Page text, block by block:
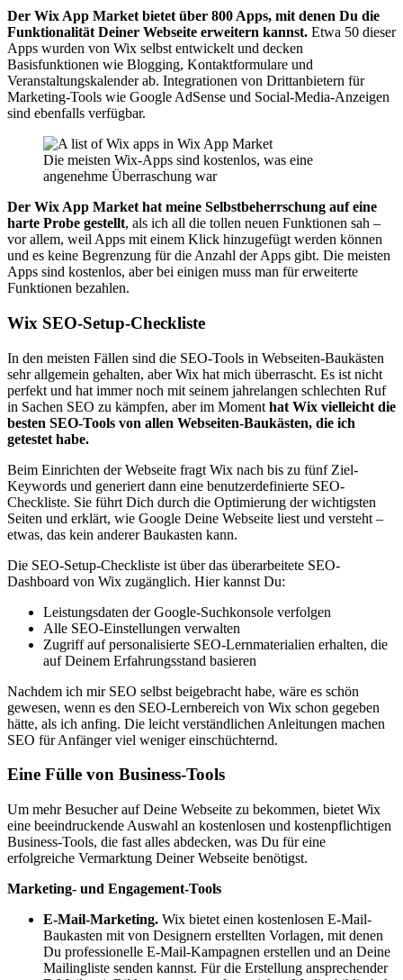
Der Wix App Market bietet über 800 Apps, mit denen Du die
Funktionalität Deiner Webseite erweitern kannst. Etwa 50 dieser
Apps wurden von Wix selbst entwickelt und decken
Basisfunktionen wie Blogging, Kontaktformulare und
Veranstaltungskalender ab. Integrationen von Drittanbietern für
Marketing-Tools wie Google AdSense und Social-Media-Anzeigen
sind ebenfalls verfügbar.
Die meisten Wix-Apps sind kostenlos, was eine
angenehme Überraschung war
Der Wix App Market hat meine Selbstbeherrschung auf eine
harte Probe gestellt, als ich all die tollen neuen Funktionen sah –
vor allem, weil Apps mit einem Klick hinzugefügt werden können
und es keine Begrenzung für die Anzahl der Apps gibt. Die meisten
Apps sind kostenlos, aber bei einigen muss man für erweiterte
Funktionen bezahlen.
Wix SEO-Setup-Checkliste
In den meisten Fällen sind die SEO-Tools in Webseiten-Baukästen
sehr allgemein gehalten, aber Wix hat mich überrascht. Es ist nicht
perfekt und hat immer noch mit seinem jahrelangen schlechten Ruf
in Sachen SEO zu kämpfen, aber im Moment hat Wix vielleicht die
besten SEO-Tools von allen Webseiten-Baukästen, die ich
getestet habe.
Beim Einrichten der Webseite fragt Wix nach bis zu fünf Ziel-
Keywords und generiert dann eine benutzerdefinierte SEO-
Checkliste. Sie führt Dich durch die Optimierung der wichtigsten
Seiten und erklärt, wie Google Deine Webseite liest und versteht –
etwas, das kein anderer Baukasten kann.
Die SEO-Setup-Checkliste ist über das überarbeitete SEO-
Dashboard von Wix zugänglich. Hier kannst Du:
Leistungsdaten der Google-Suchkonsole verfolgen
Alle SEO-Einstellungen verwalten
Zugriff auf personalisierte SEO-Lernmaterialien erhalten, die
auf Deinem Erfahrungsstand basieren
Nachdem ich mir SEO selbst beigebracht habe, wäre es schön
gewesen, wenn es den SEO-Lernbereich von Wix schon gegeben
hätte, als ich anfing. Die leicht verständlichen Anleitungen machen
SEO für Anfänger viel weniger einschüchternd.
Eine Fülle von Business-Tools
Um mehr Besucher auf Deine Webseite zu bekommen, bietet Wix
eine beeindruckende Auswahl an kostenlosen und kostenpflichtigen
Business-Tools, die fast alles abdecken, was Du für eine
erfolgreiche Vermarktung Deiner Webseite benötigst.
Marketing- und Engagement-Tools
E-Mail-Marketing. Wix bietet einen kostenlosen E-Mail-
Baukasten mit von Designern erstellten Vorlagen, mit denen
Du professionelle E-Mail-Kampagnen erstellen und an Deine
Mailingliste senden kannst. Für die Erstellung ansprechender